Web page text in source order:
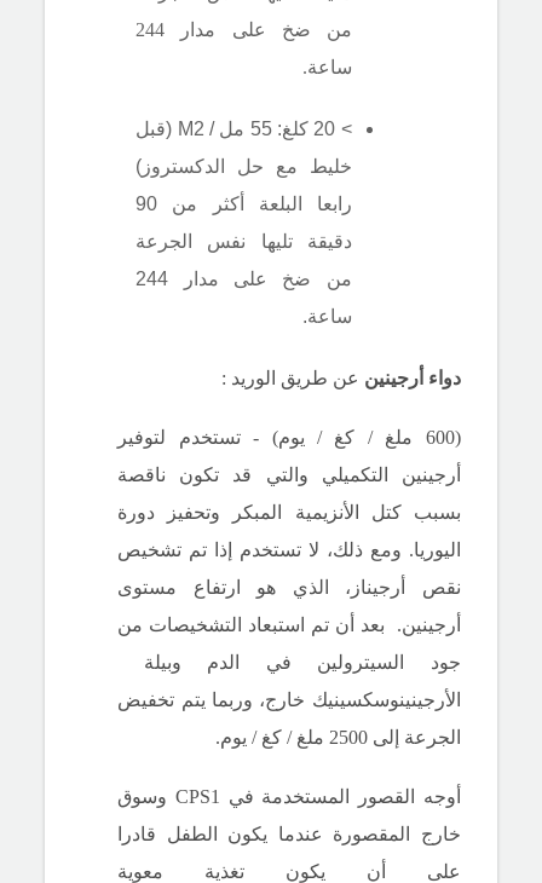
من ضخ على مدار 244
ساعة.
> 20 كلغ: 55 مل / M2 (قبل
خليط مع حل الدكستروز)
رابعا البلعة أكثر من 90
دقيقة تليها نفس الجرعة
من ضخ على مدار 244
ساعة.
دواء أرجينين عن طريق الوريد :
(600 ملغ / كغ / يوم) - تستخدم لتوفير
أرجينين التكميلي والتي قد تكون ناقصة
بسبب كتل الأنزيمية المبكر وتحفيز دورة
اليوريا. ومع ذلك، لا تستخدم إذا تم تشخيص
نقص أرجيناز، الذي هو ارتفاع مستوى
أرجينين.
بعد أن تم استبعاد التشخيصات من
جود السيترولين في الدم وبيلة ​​
الأرجينينوسكسينيك خارج، وربما يتم تخفيض
الجرعة إلى 2500 ملغ / كغ / يوم.
أوجه القصور المستخدمة في CPS1 وسوق
خارج المقصورة عندما يكون الطفل قادرا
على أن يكون تغذية معوية